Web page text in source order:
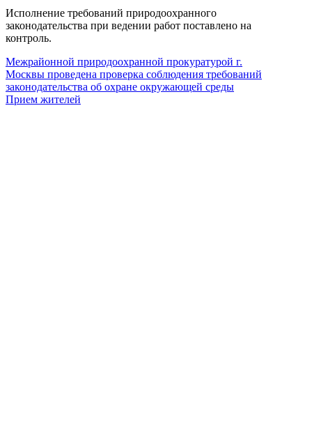
Исполнение требований природоохранного
законодательства при ведении работ поставлено на
контроль.
Межрайонной природоохранной прокуратурой г.
Москвы проведена проверка соблюдения требований
законодательства об охране окружающей среды
Прием жителей